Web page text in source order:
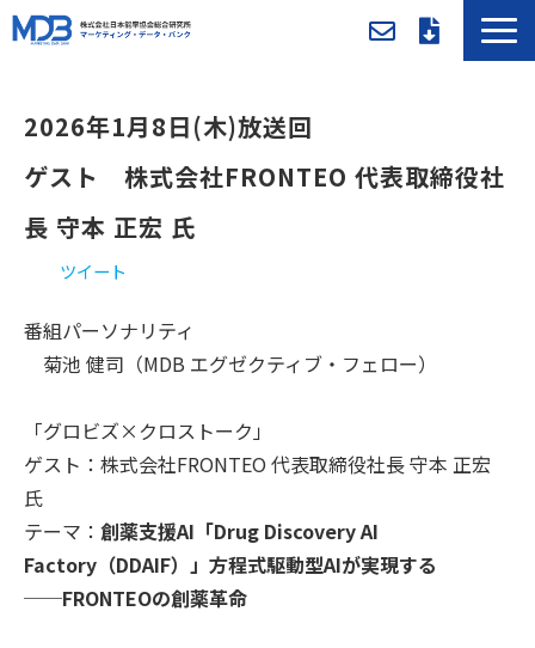
導入事例／課題別活用法
入会方法・料金
2026年1月8日(木)放送回
ゲスト　株式会社FRONTEO 代表取締役社
長 守本 正宏 氏
ツイート
番組パーソナリティ
菊池 健司（MDB エグゼクティブ・フェロー）
「グロビズ×クロストーク」
ゲスト：株式会社FRONTEO 代表取締役社長 守本 正宏
氏
テーマ： 創薬支援AI「Drug Discovery AI
Factory（DDAIF）」方程式駆動型AIが実現する
──FRONTEOの創薬革命